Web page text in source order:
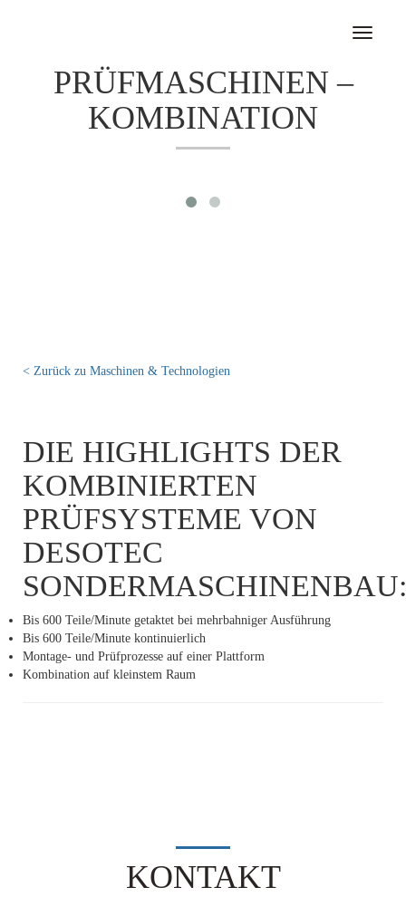
Toggle
PRÜFMASCHINEN –
KOMBINATION
< Zurück zu Maschinen & Technologien
DIE HIGHLIGHTS DER
KOMBINIERTEN
PRÜFSYSTEME VON
DESOTEC
SONDERMASCHINENBAU:
Bis 600 Teile/Minute getaktet bei mehrbahniger Ausführung
Bis 600 Teile/Minute kontinuierlich
Montage- und Prüfprozesse auf einer Plattform
Kombination auf kleinstem Raum
KONTAKT